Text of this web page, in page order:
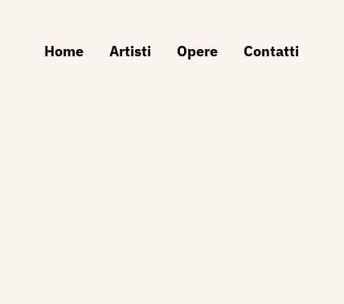
Home Artisti Opere Contatti